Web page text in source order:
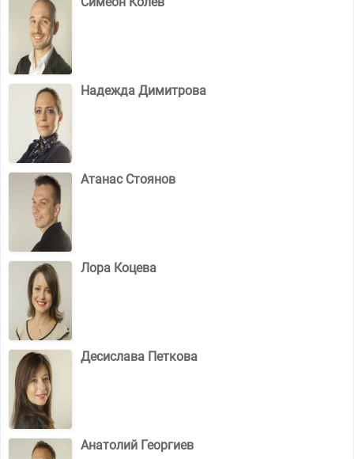
Надежда Димитрова
Атанас Стоянов
Лора Коцева
Десислава Петкова
Анатолий Георгиев